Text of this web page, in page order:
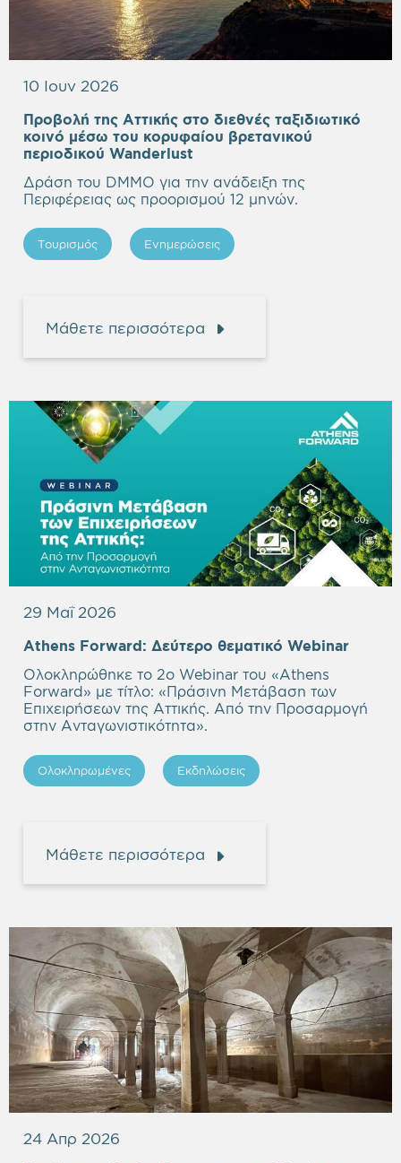
10 Ιουν 2026
Προβολή της Αττικής στο διεθνές ταξιδιωτικό
κοινό μέσω του κορυφαίου βρετανικού
περιοδικού Wanderlust
Δράση του DMMO για την ανάδειξη της
Περιφέρειας ως προορισμού 12 μηνών.
Τουρισμός Ενημερώσεις
Μάθετε περισσότερα
29 Μαΐ 2026
Athens Forward: Δεύτερο θεματικό Webinar
Ολοκληρώθηκε το 2ο Webinar του «Athens
Forward» με τίτλο: «Πράσινη Μετάβαση των
Επιχειρήσεων της Αττικής. Από την Προσαρμογή
στην Ανταγωνιστικότητα».
Ολοκληρωμένες Εκδηλώσεις
Μάθετε περισσότερα
24 Απρ 2026